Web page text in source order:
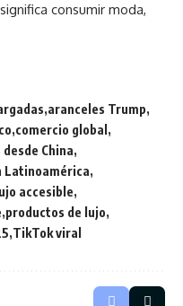
consumir moda,
aranceles Trump
comercio global
China
Latinoamérica
lujo accesible
productos de lujo
TikTok viral